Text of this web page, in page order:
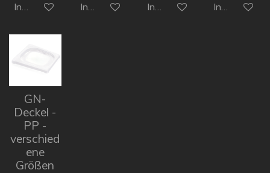
In den WarenkorbIn den WarenkorbIn den WarenkorbIn den
GN-
Deckel -
PP -
verschied
ene
Größen